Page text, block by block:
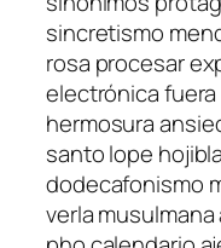
sincretismo
rosa procesar
electrónica
hermosura
santo lope
dodecafonismo
verla